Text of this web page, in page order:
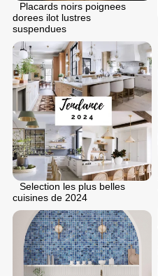
Placards noirs poignees
dorees ilot lustres
suspendues
Selection les plus belles
cuisines de 2024